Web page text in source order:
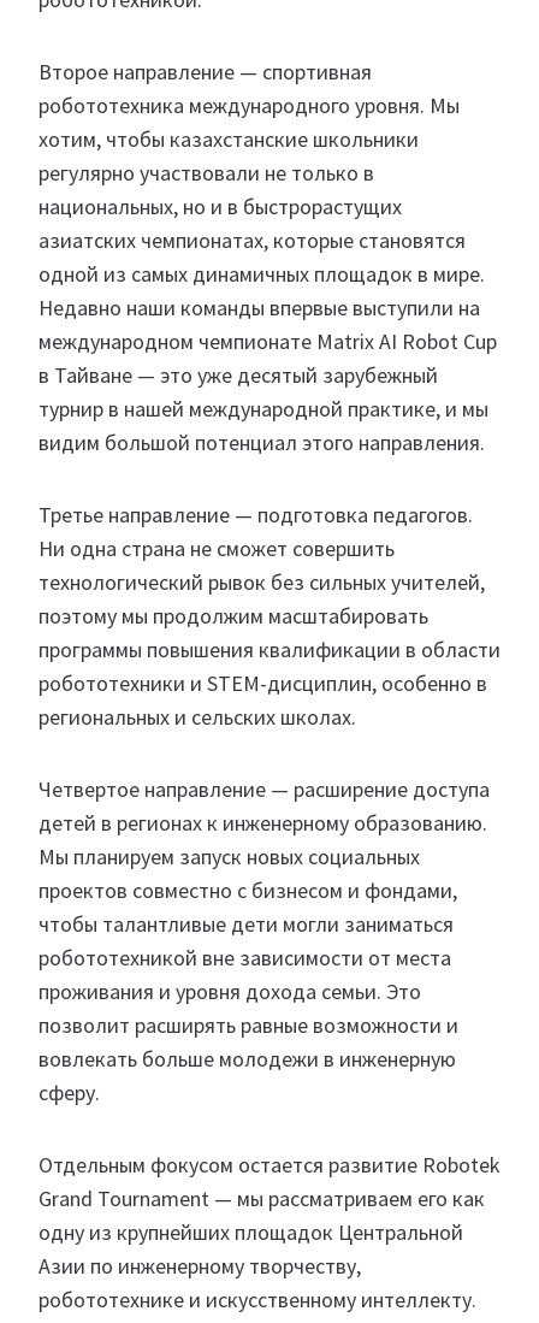
Второе направление — спортивная
робототехника международного уровня. Мы
хотим, чтобы казахстанские школьники
регулярно участвовали не только в
национальных, но и в быстрорастущих
азиатских чемпионатах, которые становятся
одной из самых динамичных площадок в мире.
Недавно наши команды впервые выступили на
международном чемпионате Matrix AI Robot Cup
в Тайване — это уже десятый зарубежный
турнир в нашей международной практике, и мы
видим большой потенциал этого направления.
Третье направление — подготовка педагогов.
Ни одна страна не сможет совершить
технологический рывок без сильных учителей,
поэтому мы продолжим масштабировать
программы повышения квалификации в области
робототехники и STEM-дисциплин, особенно в
региональных и сельских школах.
Четвертое направление — расширение доступа
детей в регионах к инженерному образованию.
Мы планируем запуск новых социальных
проектов совместно с бизнесом и фондами,
чтобы талантливые дети могли заниматься
робототехникой вне зависимости от места
проживания и уровня дохода семьи. Это
позволит расширять равные возможности и
вовлекать больше молодежи в инженерную
сферу.
Отдельным фокусом остается развитие Robotek
Grand Tournament — мы рассматриваем его как
одну из крупнейших площадок Центральной
Азии по инженерному творчеству,
робототехнике и искусственному интеллекту.